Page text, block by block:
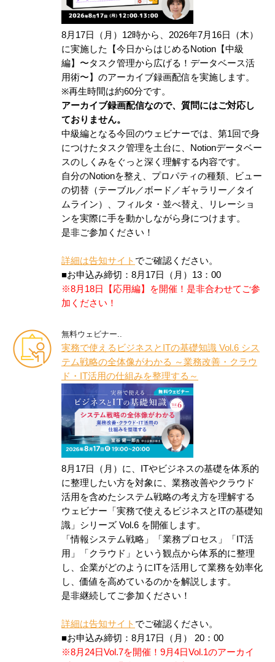
8月17日（月）12時から、2026年7月16日（木）
に実施した【今日からはじめるNotion【中級
編】〜タスク管理から広げる！データベース活
用術〜】のアーカイブ録画配信を実施します。
※再生時間は約60分です。
アーカイブ録画配信なので、質問にはご対応し
ておりません。
中級編となる今回のウェビナーでは、第1回で身
につけたタスク管理を土台に、Notionデータベー
スのしくみをぐっと深く理解する内容です。
自分のNotionを整え、プロパティの種類、ビュー
の切替（テーブル／ボード／ギャラリー／タイ
ムライン）、フィルタ・並べ替え、リレーショ
ンを実際に手を動かしながら身につけます。
是非ご参加ください！
詳細は告知サイト でご確認ください。
■お申込み締切：8月17日（月）13：00
※8月18日【応用編】を開催！是非合わせてご参
加ください！
無料ウェビナー..
実務で使えるビジネスとITの基礎知識 Vol.6 シス
テム戦略の全体像がわかる ～業務改善・クラウ
ド・IT活用の仕組みを整理する～
8月17日（月）に、ITやビジネスの基礎を体系的
に整理したい方を対象に、業務改善やクラウド
活用を含めたシステム戦略の考え方を理解する
ウェビナー「実務で使えるビジネスとITの基礎知
識」シリーズ Vol.6 を開催します。
「情報システム戦略」「業務プロセス」「IT活
用」「クラウド」という観点から体系的に整理
し、企業がどのようにITを活用して業務を効率化
し、価値を高めているのかを解説します。
是非継続してご参加ください！
詳細は告知サイト でご確認ください。
■お申込み締切：8月17日（月） 20：00
※8月24日Vol.7を開催！9月4日Vol.1のアーカイ